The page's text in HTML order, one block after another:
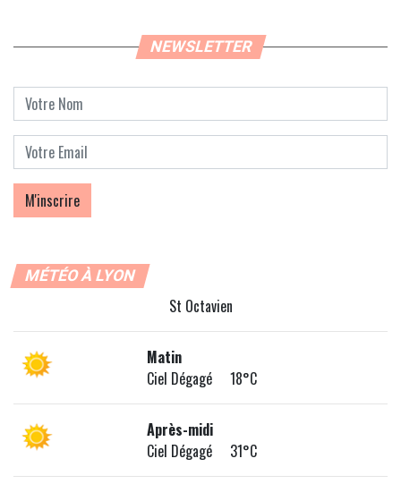
NEWSLETTER
MÉTÉO À LYON
St Octavien
Matin
Ciel Dégagé 18°C
Après-midi
Ciel Dégagé 31°C